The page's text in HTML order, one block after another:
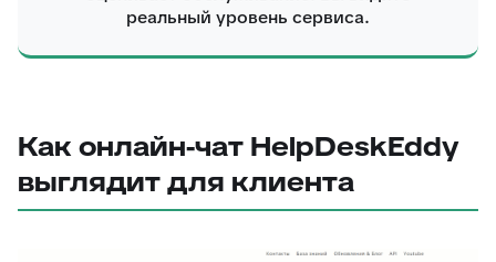
реальный уровень сервиса.
Как онлайн-чат HelpDeskEddy
выглядит для клиента